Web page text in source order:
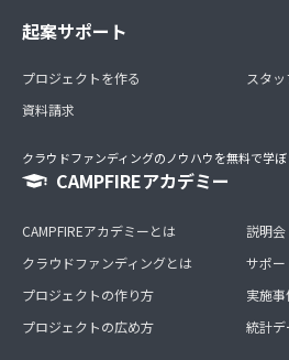
起案サポート
プロジェクトを作る
資料請求
スタ
クラウドファンディングのノウハウを無料で学ぼ
CAMPFIREアカデミー
CAMPFIREアカデミーとは
クラウドファンディングとは
プロジェクトの作り方
プロジェクトの広め方
説明
サポー
実施事
統計デ